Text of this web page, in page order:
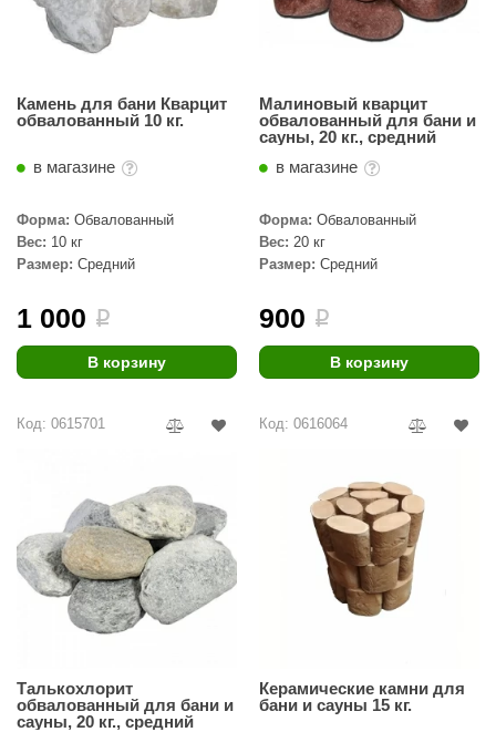
Камень для бани Кварцит
обвалованный 10 кг.
в магазине
Форма: Обвалованный
Вес: 10 кг
Размер: Средний
1 000 i
В корзину
Малиновый кварцит
обвалованный для бани и
сауны, 20 кг., средний
в магазине
Форма: Обвалованный
Вес: 20 кг
Размер: Средний
900 i
В корзину
Код: 0615701
Талькохлорит
обвалованный для бани и
сауны, 20 кг., средний
Код: 0616064
Керамические камни для
бани и сауны 15 кг.